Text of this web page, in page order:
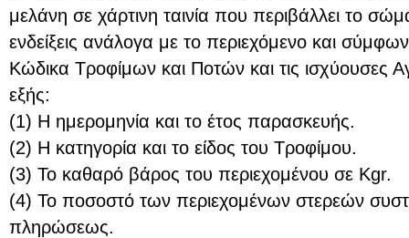
μελάνη σε χάρτινη ταινία που περιβάλλει το
ενδείξεις ανάλογα με το περιεχόμενο και
Κώδικα Τροφίμων και Ποτών και τις ισχύουσες
εξής:
(1) Η ημερομηνία και το έτος παρασκευής.
(2) Η κατηγορία και το είδος του Τροφίμου.
(3) Το καθαρό βάρος του περιεχομένου σε Kgr.
(4) Το ποσοστό των περιεχομένων στερεών
πληρώσεως.